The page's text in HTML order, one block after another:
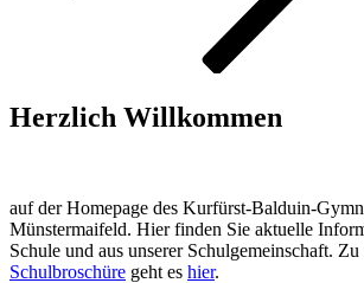
Herzlich Willkommen
auf der Homepage des Kurfürst-Balduin-
Münstermaifeld. Hier finden Sie aktuelle
Schule und aus unserer Schulgemeinschaft.
Schulbroschüre geht es hier.